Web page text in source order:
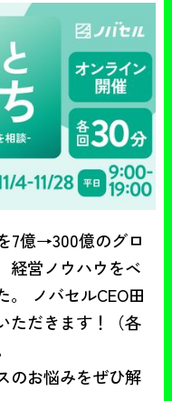
7億→300億のグロ
経営ノウハウをベ
。 ノバセルCEO田
ただきます！（各
のお悩みをぜひ解